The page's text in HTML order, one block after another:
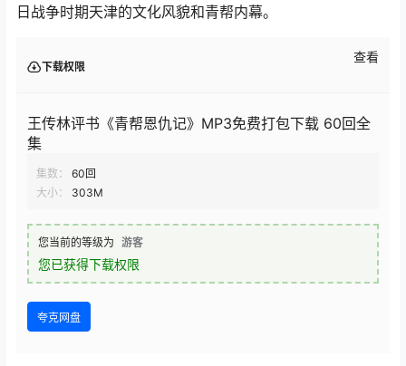
日战争时期天津的文化风貌和青帮内幕。
下载权限
查看
王传林评书《青帮恩仇记》MP3免费打包下载 60回全
集
集数：
60回
大小：
303M
您当前的等级为 游客
您已获得下载权限
夸克网盘